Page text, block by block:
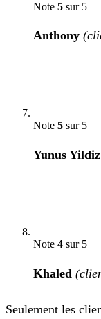
Note 5 sur 5
Anthony
Note 5 sur 5
Yunus Yildiz
Note 4 sur 5
Khaled
Seulement les